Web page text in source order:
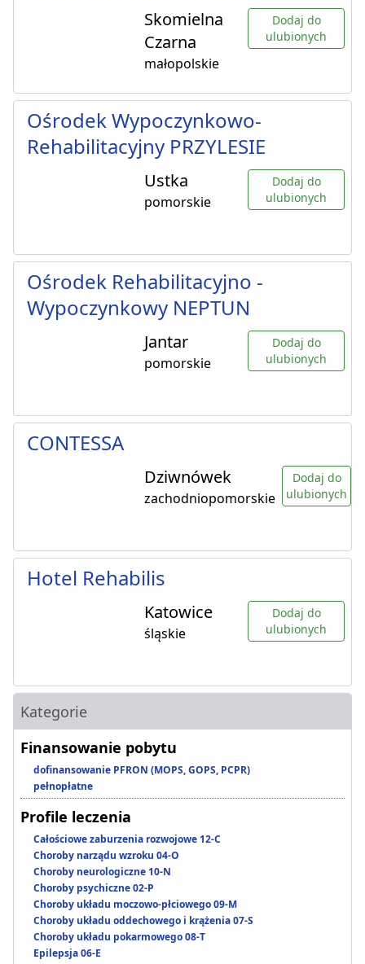
Skomielna
Czarna
małopolskie
Dodaj do
ulubionych
Ośrodek Wypoczynkowo-
Rehabilitacyjny PRZYLESIE
Ustka
pomorskie
Dodaj do
ulubionych
Ośrodek Rehabilitacyjno -
Wypoczynkowy NEPTUN
Jantar
pomorskie
Dodaj do
ulubionych
CONTESSA
Dziwnówek
zachodniopomorskie
Dodaj do
ulubionych
Hotel Rehabilis
Katowice
śląskie
Dodaj do
ulubionych
Kategorie
Finansowanie pobytu
dofinansowanie PFRON (MOPS, GOPS, PCPR)
pełnopłatne
Profile leczenia
Całościowe zaburzenia rozwojowe 12-C
Choroby narządu wzroku 04-O
Choroby neurologiczne 10-N
Choroby psychiczne 02-P
Choroby układu moczowo-płciowego 09-M
Choroby układu oddechowego i krążenia 07-S
Choroby układu pokarmowego 08-T
Epilepsja 06-E